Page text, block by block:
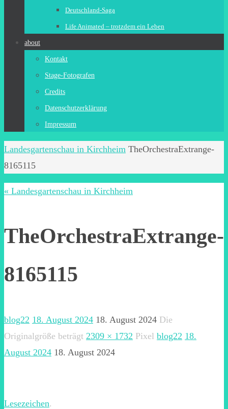
Deutschland-Saga
Life Animated – trotzdem ein Leben
about
Kontakt
Stage-Fotografen
Credits
Datenschutzerklärung
Impressum
Start
Landesgartenschau in Kirchheim TheOrchestraExtrange-
8165115
« Landesgartenschau in Kirchheim
TheOrchestraExtrange-
8165115
blog22 18. August 2024 18. August 2024 Die
Originalgröße beträgt 2309 × 1732 Pixel blog22 18.
August 2024 18. August 2024
Lesezeichen.